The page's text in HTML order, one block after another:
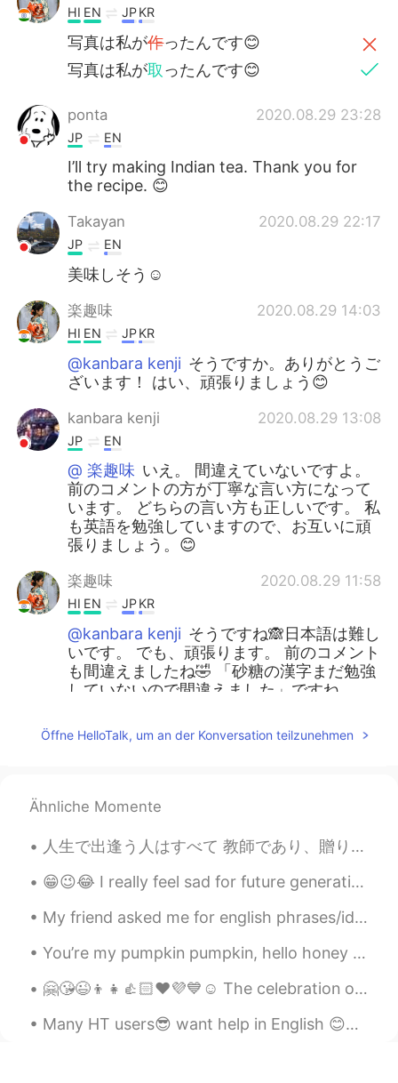
HI EN JPKR
写真は私が作ったんです😊
写真は私が取ったんです😊
ponta 2020.08.29 23:28
JP EN
I’ll try making Indian tea. Thank you for
the recipe. 😊
Takayan 2020.08.29 22:17
JP EN
美味しそう☺️
楽趣味 2020.08.29 14:03
HI EN JPKR
@kanbara kenji そうですか。ありがとうご
ざいます！ はい、頑張りましょう😊
kanbara kenji 2020.08.29 13:08
JP EN
@ 楽趣味 いえ。 間違えていないですよ。
前のコメントの方が丁寧な言い方になって
います。 どちらの言い方も正しいです。 私
も英語を勉強していますので、お互いに頑
張りましょう。😊
楽趣味 2020.08.29 11:58
HI EN JPKR
@kanbara kenji そうですね🙈日本語は難し
いです。 でも、頑張ります。 前のコメント
も間違えましたね🤣 「砂糖の漢字まだ勉強
していないので間違えました」ですね。
kanbara kenji 2020.08.29 11:38
ね。 日本で一番多いと言われる苗字は「鈴
木」「佐藤」なので、たくさんの「佐藤」
があります。🤣
楽趣味
HI EN JP KR
@mai 美味しいよ! 作ってみてね🙆‍♀️
楽趣味 2020.08.29 11:31
HIEN JP KR
がとうございます😊
Öffne HelloTalk, um an der Konversation teilzunehmen
Ähnliche Momente
人生で出逢う人はすべて 教師であり、贈り物。 優しい人は心を癒してくれる。 厳しい人は自分を磨いてくれる。 嫌な人は忍耐と寛容さの教師。 すべてのことは理由があって あなたに起こ...
😁😉😂 I really feel sad for future generation who will have parents like us😐🙄😎😋☺️🤦🤷 lmao 😁😆🤭
My friend asked me for english phrases/idioms to use in daily life, so I made this sheet for her....
You’re my pumpkin pumpkin, hello honey bunny I’m your dumpling dumpling, hello honey bunny Feelin...
🤗😘😉👦👧👍🏻❤️💜💙☺️ The celebration of Children's Day in India dates back to 1956. Prior to the death ...
Many HT users😎 want help in English 😊✌🏻👍🏻 please read ,record , post English is treated as a l...